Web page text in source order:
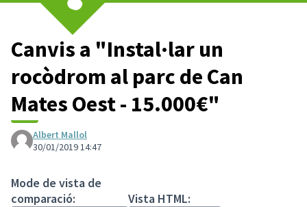
Canvis a "Instal·lar un
rocòdrom al parc de Can
Mates Oest - 15.000€"
Albert Mallol
30/01/2019 14:47
Mode de vista de
comparació:
Vista HTML: